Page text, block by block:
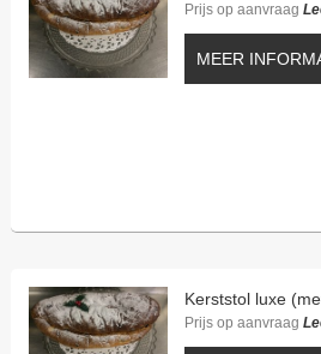
Prijs op aanvraag
MEER
Kerststol luxe
Prijs op aanvraag